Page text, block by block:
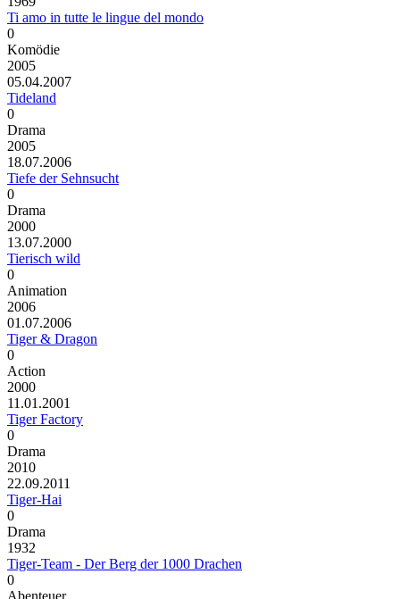
Ti amo in tutte le lingue del mondo
0
Komödie
2005
05.04.2007
Tideland
0
Drama
2005
18.07.2006
Tiefe der Sehnsucht
0
Drama
2000
13.07.2000
Tierisch wild
0
Animation
2006
01.07.2006
Tiger & Dragon
0
Action
2000
11.01.2001
Tiger Factory
0
Drama
2010
22.09.2011
Tiger-Hai
0
Drama
1932
Tiger-Team - Der Berg der 1000 Drachen
0
Abenteuer